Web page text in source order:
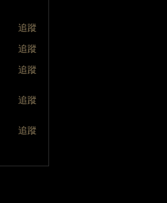
追蹤
追蹤
追蹤
追蹤
追蹤